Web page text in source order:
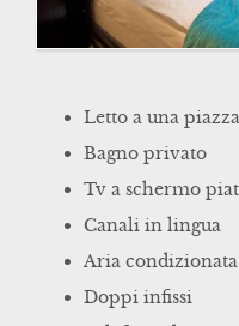
Letto a una
Bagno privato
Tv a schermo
Canali in lingua
Aria
Doppi infissi